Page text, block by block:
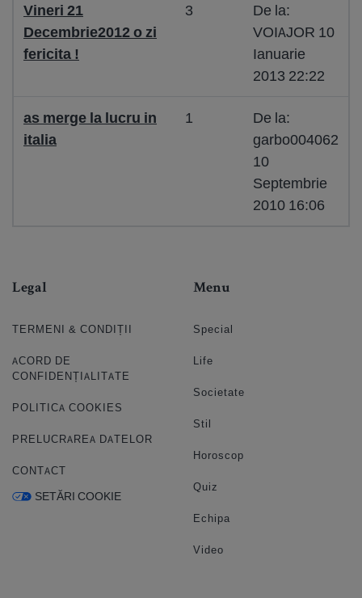
Vineri 21
Decembrie2012 o zi
fericita !
3
De la:
VOIAJOR 10
Ianuarie
2013 22:22
as merge la lucru in
italia
1
De la:
garbo004062
10
Septembrie
2010 16:06
Legal
TERMENI & CONDIȚII
ACORD DE
CONFIDENȚIALITATE
POLITICA COOKIES
PRELUCRAREA DATELOR
CONTACT
SETĂRI COOKIE
Menu
Special
Life
Societate
Stil
Horoscop
Quiz
Echipa
Video